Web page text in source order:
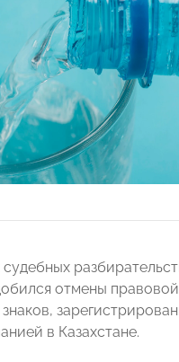
отмены
в Казахстане.